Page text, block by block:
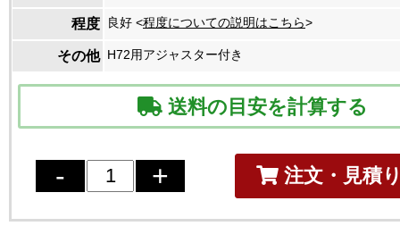
程度 良好 <程度についての説明はこちら>
その他 H72用アジャスター付き
送料の目安を計算する
注文・見積